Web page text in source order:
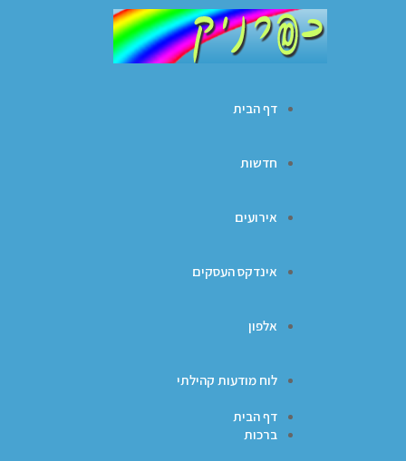
דף הבית
חדשות
אירועים
אינדקס העסקים
אלפון
לוח מודעות קהילתי
ברכות
דף הבית